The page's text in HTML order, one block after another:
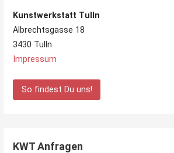
Kunstwerkstatt Tulln
Albrechtsgasse 18
3430 Tulln
Impressum
So findest Du uns!
KWT Anfragen